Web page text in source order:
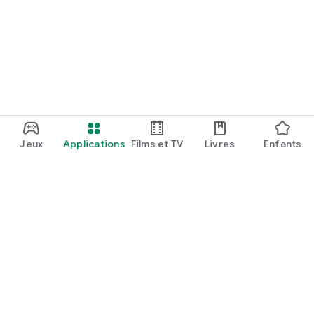
Jeux Applications Films et TV Livres Enfants